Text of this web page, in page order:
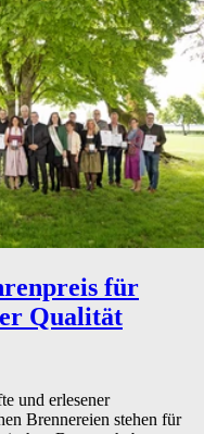
für
Qualität
und erlesener
Brennereien stehen für